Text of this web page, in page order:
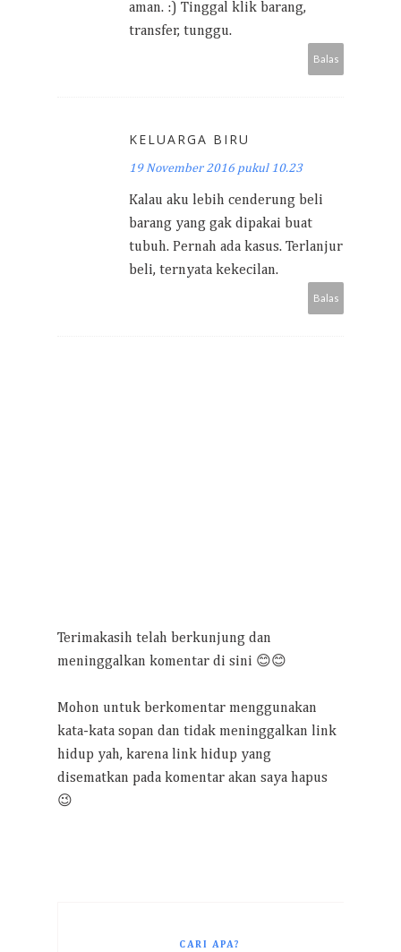
aman. :) Tinggal klik barang,
transfer, tunggu.
Balas
KELUARGA BIRU
19 November 2016 pukul 10.23
Kalau aku lebih cenderung beli
barang yang gak dipakai buat
tubuh. Pernah ada kasus. Terlanjur
beli, ternyata kekecilan.
Balas
Terimakasih telah berkunjung dan
meninggalkan komentar di sini 😊😊
Mohon untuk berkomentar menggunakan
kata-kata sopan dan tidak meninggalkan link
hidup yah, karena link hidup yang
disematkan pada komentar akan saya hapus
😉
CARI APA?